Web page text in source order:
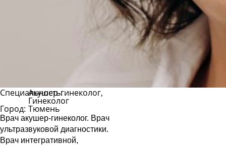
Специальность:
Акушер-гинеколог,
Гинеколог
Город: Тюмень
Врач акушер-гинеколог. Врач
ультразвуковой диагностики.
Врач интегративной,